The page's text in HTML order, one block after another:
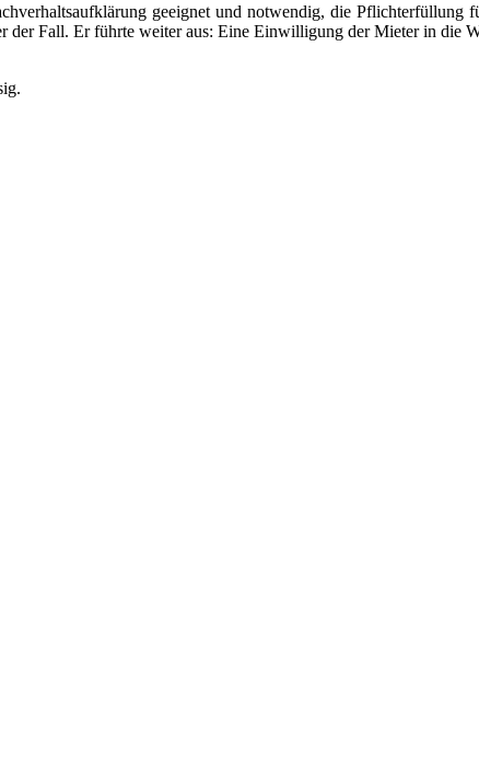
geeignet und notwendig, die Pflichterfüllung
Fall. Er führte weiter aus: Eine Einwilligung der Mieter in die